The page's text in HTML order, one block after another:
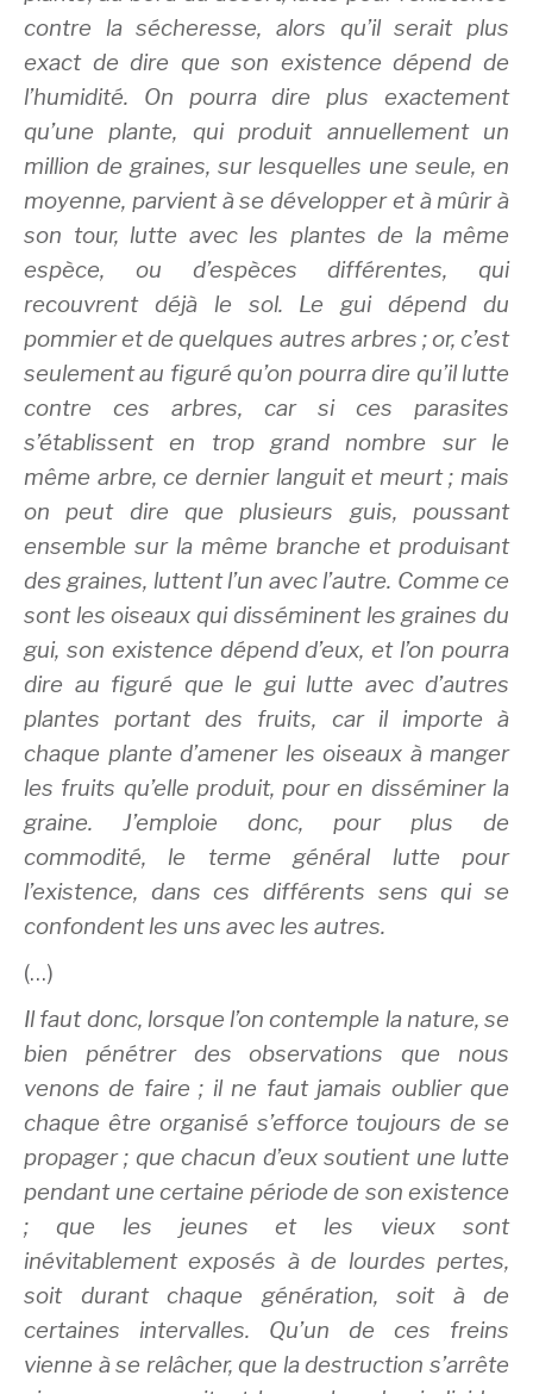
contre la sécheresse, alors qu’il serait plus
exact de dire que son existence dépend de
l’humidité. On pourra dire plus exactement
qu’une plante, qui produit annuellement un
million de graines, sur lesquelles une seule, en
moyenne, parvient à se développer et à mûrir à
son tour, lutte avec les plantes de la même
espèce, ou d’espèces différentes, qui
recouvrent déjà le sol. Le gui dépend du
pommier et de quelques autres arbres ; or, c’est
seulement au figuré qu’on pourra dire qu’il lutte
contre ces arbres, car si ces parasites
s’établissent en trop grand nombre sur le
même arbre, ce dernier languit et meurt ; mais
on peut dire que plusieurs guis, poussant
ensemble sur la même branche et produisant
des graines, luttent l’un avec l’autre. Comme ce
sont les oiseaux qui disséminent les graines du
gui, son existence dépend d’eux, et l’on pourra
dire au figuré que le gui lutte avec d’autres
plantes portant des fruits, car il importe à
chaque plante d’amener les oiseaux à manger
les fruits qu’elle produit, pour en disséminer la
graine. J’emploie donc, pour plus de
commodité, le terme général lutte pour
l’existence, dans ces différents sens qui se
confondent les uns avec les autres.
(…)
Il faut donc, lorsque l’on contemple la nature, se
bien pénétrer des observations que nous
venons de faire ; il ne faut jamais oublier que
chaque être organisé s’efforce toujours de se
propager ; que chacun d’eux soutient une lutte
pendant une certaine période de son existence
; que les jeunes et les vieux sont
inévitablement exposés à de lourdes pertes,
soit durant chaque génération, soit à de
certaines intervalles. Qu’un de ces freins
vienne à se relâcher, que la destruction s’arrête